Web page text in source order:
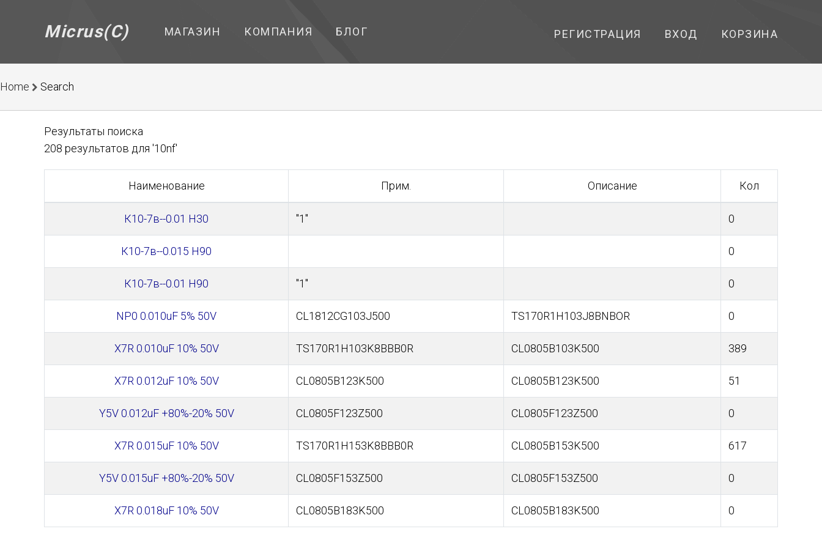
Micrus(C) МАГАЗИН КОМПАНИЯ БЛОГ РЕГИСТРАЦИЯ ВХОД КОРЗИНА
Home Search
Результаты поиска
208 результатов для '10nf'
Наименование Прим. Описание Кол
К10-7в--0.01 Н30 "1" 0
К10-7в--0.015 Н90 0
К10-7в--0.01 Н90 "1" 0
NP0 0.010uF 5% 50V CL1812CG103J500 TS170R1H103J8BNBOR 0
X7R 0.010uF 10% 50V TS170R1H103K8BBB0R CL0805B103K500 389
X7R 0.012uF 10% 50V CL0805B123K500 CL0805B123K500 51
Y5V 0.012uF +80%-20% 50V CL0805F123Z500 CL0805F123Z500 0
X7R 0.015uF 10% 50V TS170R1H153K8BBB0R CL0805B153K500 617
Y5V 0.015uF +80%-20% 50V CL0805F153Z500 CL0805F153Z500 0
X7R 0.018uF 10% 50V CL0805B183K500 CL0805B183K500 0